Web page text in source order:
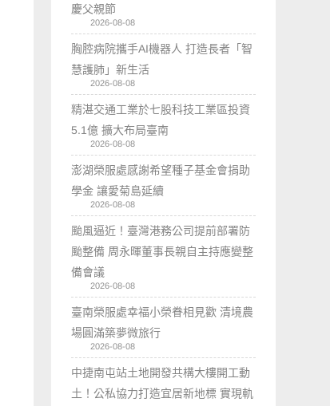
慶父親節
2026-08-08
胸腔病院攜手AI機器人 打造長者「智
慧護肺」新生活
2026-08-08
精湛交通工業於七股科技工業區投資
5.1億 擴大布局臺南
2026-08-08
澎湖榮服處感謝希望種子基金會捐助
學金 讓愛菊島延續
2026-08-08
颱風逼近！臺灣港務公司提前部署防
颱整備 周永暉董事長親自主持應變整
備會議
2026-08-08
臺南榮服處幸福小榮眷相見歡 清境農
場圓滿築夢微旅行
2026-08-08
中捷南屯站土地開發共構大樓開工動
土！公私協力打造宜居新地標 實現軌